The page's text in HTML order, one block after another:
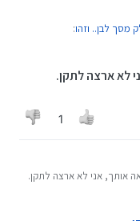
:
לא ארצה לתקן.
1
אותך, אני לא ארצה לתקן.